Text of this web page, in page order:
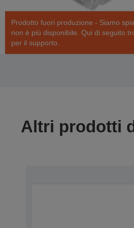
Prodotto fuori produzione - Siamo
non è più disponibile. Qui di seguito
per il supporto.
Altri prodotti